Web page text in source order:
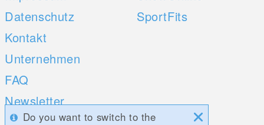
Datenschutz
Kontakt
Unternehmen
FAQ
Newsletter
SportFits
Do you want to switch to the